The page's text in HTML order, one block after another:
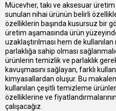
Mücevher, takı ve aksesuar
sunulan nihai ürünün belirli
özelliklerin başında kusursuz bir
üretim aşamasında ürün
uzaklaştırılması hem de
parlaklığa sahip olması
ürünlerin temizlik ve parlaklık
kavuşmasını sağlayan, farklı
kimyasallardan oluşur. Bu
kullanılan çeşitli temizleme
özelliklerine ve
çalışacağız.